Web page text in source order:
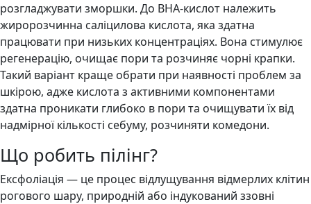
розгладжувати зморшки. До BHA-кислот належить
жиророзчинна саліцилова кислота, яка здатна
працювати при низьких концентраціях. Вона стимулює
регенерацію, очищає пори та розчиняє чорні крапки.
Такий варіант краще обрати при наявності проблем за
шкірою, адже кислота з активними компонентами
здатна проникати глибоко в пори та очищувати їх від
надмірної кількості себуму, розчиняти комедони.
Що робить пілінг?
Ексфоліація — це процес відлущування відмерлих клітин
рогового шару, природній або індукований ззовні